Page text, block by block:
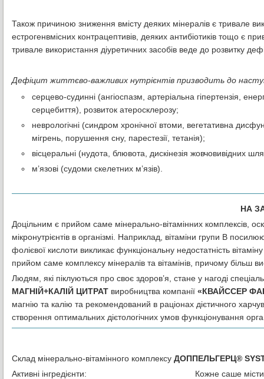
Також причиною зниження вмісту деяких мінералів є тривале
естрогенвмісних контрацептивів, деяких антибіотиків тощо є
тривале використання діуретичних засобів веде до розвитку
Дефіцит життєво-важливих нутрієнтів призводить до
серцево-судинні (ангіоспазм, артеріальна гіпертензія,
серцебиття), розвиток атеросклерозу;
неврологічні (синдром хронічної втоми, вегетативна
мігрень, порушення сну, парестезії, тетанія);
вісцеральні (нудота, блювота, дискінезія жовчовивідних
м’язові (судоми скелетних м’язів).
НА
Доцільним є прийом саме мінерально-вітамінних комплексів,
мікронутрієнтів в організмі. Наприклад, вітаміни групи В
фолієвої кислоти викликає функціональну недостатність
прийом саме комплексу мінералів та вітамінів, причому більш
Людям, які піклуються про своє здоров’я, стане у нагоді
МАГНІЙ+КАЛІЙ ЦИТРАТ виробництва компанії «КВАЙССЕР
магнію та калію та рекомендований в раціонах дієтичного
створення оптимальних дієтологічних умов функціонування
Склад мінерально-вітамінного комплексу ДОППЕЛЬГЕРЦ®
Активні інгредієнти: Кожне саше